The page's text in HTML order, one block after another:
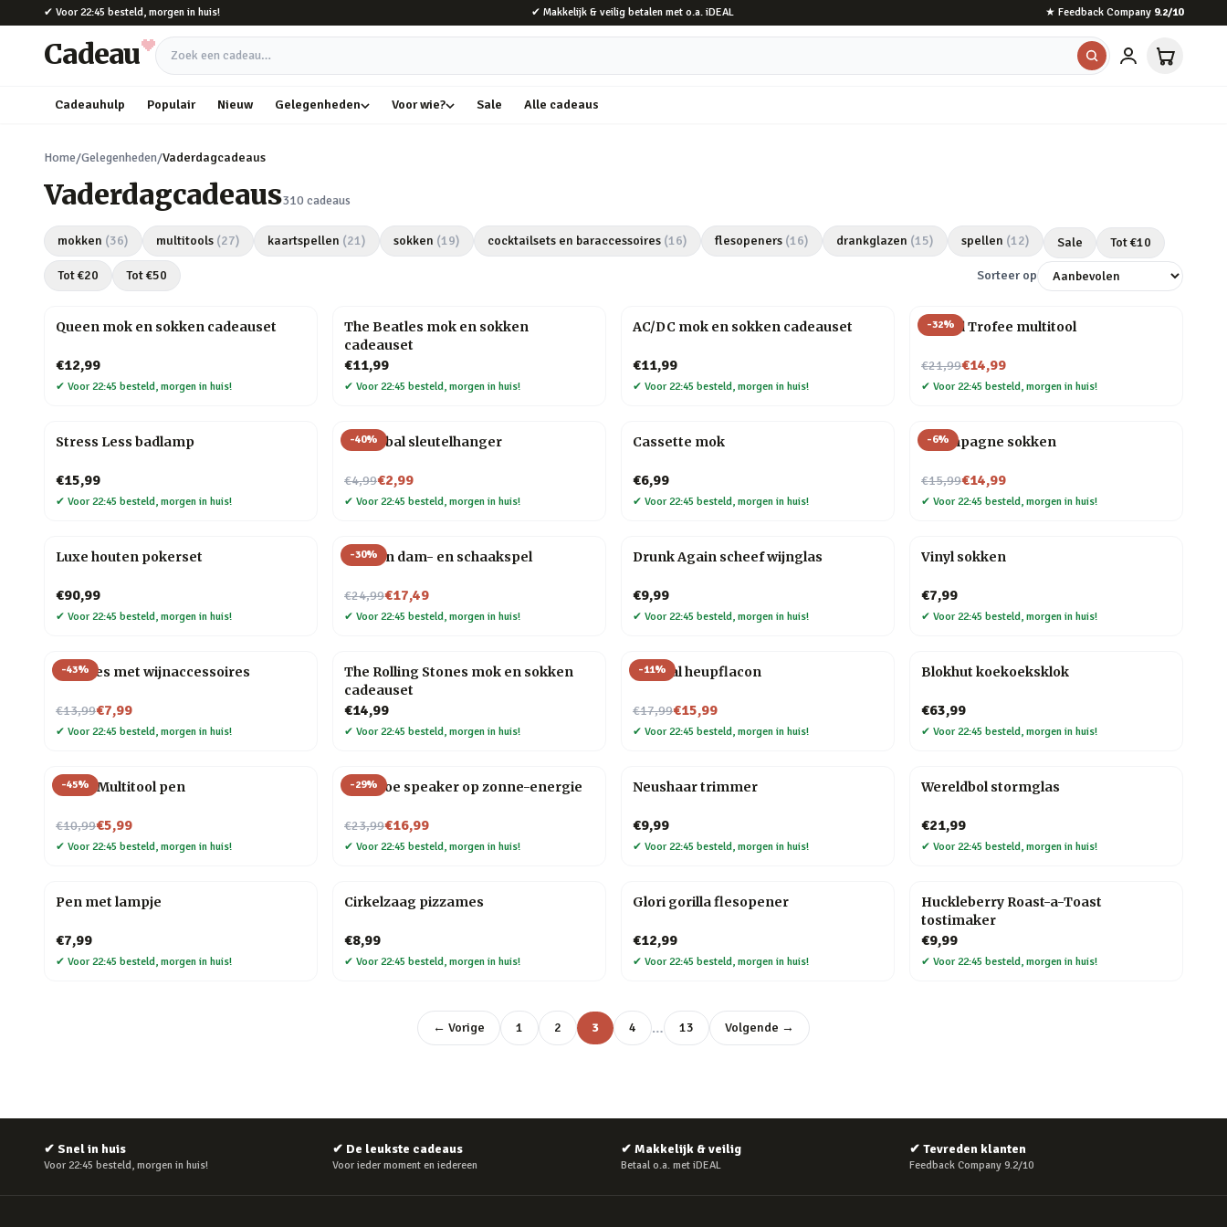
Naar hoofdinhoud
✔ Voor 22:45 besteld, morgen in huis! ✔ Makkelijk & veilig betalen met o.a. iDEAL ★ Feedback Company 9.2/10
Cadeau Zoek een cadeau
Cadeauhulp Populair Nieuw Gelegenheden Voor wie? Sale Alle cadeaus
Home/Gelegenheden/Vaderdagcadeaus
Vaderdagcadeaus310 cadeaus
mokken (36) multitools (27) kaartspellen (21) sokken (19) cocktailsets en baraccessoires (16) flesopeners (16) drankglazen (15) spellen (12) Sale Tot €10
Tot €20 Tot €50 Sorteer op
Queen mok en sokken cadeauset
€12,99
✔ Voor 22:45 besteld, morgen in huis!
The Beatles mok en sokken
cadeauset
€11,99
✔ Voor 22:45 besteld, morgen in huis!
AC/DC mok en sokken cadeauset
€11,99
✔ Voor 22:45 besteld, morgen in huis!
-32%
#1 Dad Trofee multitool
€21,99
Nu voor€14,99
✔ Voor 22:45 besteld, morgen in huis!
Stress Less badlamp
€15,99
✔ Voor 22:45 besteld, morgen in huis!
-40%
Biljartbal sleutelhanger
€4,99
Nu voor€2,99
✔ Voor 22:45 besteld, morgen in huis!
Cassette mok
€6,99
✔ Voor 22:45 besteld, morgen in huis!
-6%
Champagne sokken
€15,99
Nu voor€14,99
✔ Voor 22:45 besteld, morgen in huis!
Luxe houten pokerset
€90,99
✔ Voor 22:45 besteld, morgen in huis!
-30%
Houten dam- en schaakspel
€24,99
Nu voor€17,49
✔ Voor 22:45 besteld, morgen in huis!
Drunk Again scheef wijnglas
€9,99
✔ Voor 22:45 besteld, morgen in huis!
Vinyl sokken
€7,99
✔ Voor 22:45 besteld, morgen in huis!
-43%
Wijnfles met wijnaccessoires
€13,99
Nu voor€7,99
✔ Voor 22:45 besteld, morgen in huis!
The Rolling Stones mok en sokken
cadeauset
€14,99
✔ Voor 22:45 besteld, morgen in huis!
-11%
Golfbal heupflacon
€17,99
Nu voor€15,99
✔ Voor 22:45 besteld, morgen in huis!
Blokhut koekoeksklok
€63,99
✔ Voor 22:45 besteld, morgen in huis!
-45%
6-in-1 Multitool pen
€10,99
Nu voor€5,99
✔ Voor 22:45 besteld, morgen in huis!
-29%
Bamboe speaker op zonne-energie
€23,99
Nu voor€16,99
✔ Voor 22:45 besteld, morgen in huis!
Neushaar trimmer
€9,99
✔ Voor 22:45 besteld, morgen in huis!
Wereldbol stormglas
€21,99
✔ Voor 22:45 besteld, morgen in huis!
Pen met lampje
€7,99
✔ Voor 22:45 besteld, morgen in huis!
Cirkelzaag pizzames
€8,99
✔ Voor 22:45 besteld, morgen in huis!
Glori gorilla flesopener
€12,99
✔ Voor 22:45 besteld, morgen in huis!
Huckleberry Roast-a-Toast
tostimaker
€9,99
✔ Voor 22:45 besteld, morgen in huis!
← Vorige 1 2 3 4 … 13 Volgende →
✔ Snel in huis
Voor 22:45 besteld, morgen in huis!
✔ De leukste cadeaus
Voor ieder moment en iedereen
✔ Makkelijk & veilig
Betaal o.a. met iDEAL
✔ Tevreden klanten
Feedback Company 9.2/10